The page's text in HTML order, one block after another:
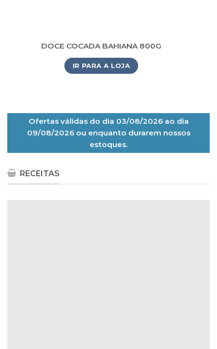
DOCE COCADA BAHIANA 800G
IR PARA A LOJA
Ofertas válidas do dia 03/08/2026 ao dia
09/08/2026 ou enquanto durarem nossos
estoques.
RECEITAS